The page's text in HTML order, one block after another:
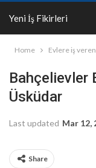
Yeni İş Fikirleri
Home Evlere iş
Bahçelievler
Üsküdar
Last updated Mar 12,
Share